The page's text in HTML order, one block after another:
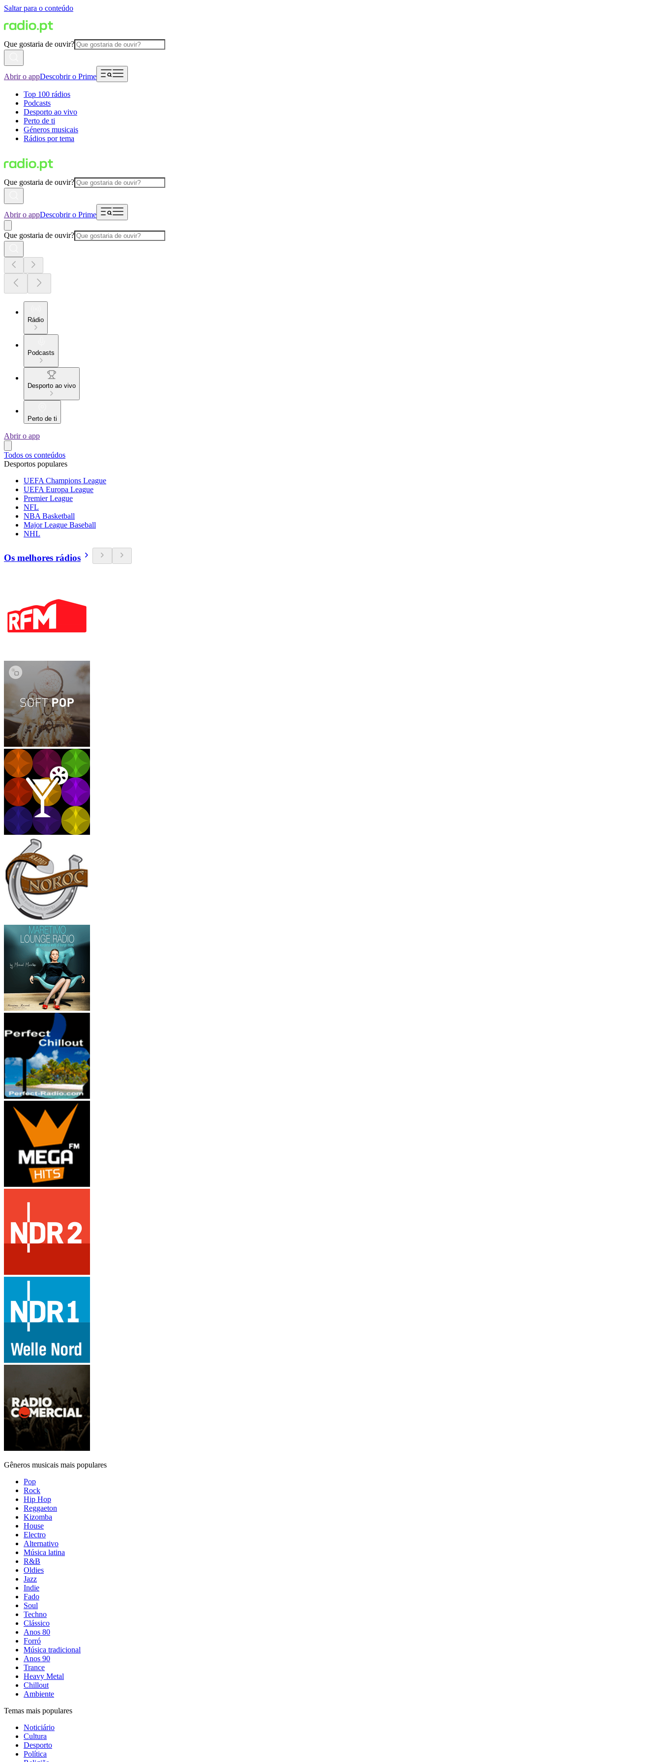
Saltar para o conteúdo
Que gostaria de ouvir?
Abrir o appDescobrir o Prime
Top 100 rádios
Podcasts
Desporto ao vivo
Perto de ti
Géneros musicais
Rádios por tema
Que gostaria de ouvir?
Abrir o appDescobrir o Prime
Que gostaria de ouvir?
Rádio
Podcasts
Desporto ao vivo
Perto de ti
Abrir o app
Todos os conteúdos
Desportos populares
UEFA Champions League
UEFA Europa League
Premier League
NFL
NBA Basketball
Major League Baseball
NHL
Os melhores rádios
Gêneros musicais mais populares
Pop
Rock
Hip Hop
Reggaeton
Kizomba
House
Electro
Alternativo
Música latina
R&B
Oldies
Jazz
Indie
Fado
Soul
Techno
Clássico
Anos 80
Forró
Música tradicional
Anos 90
Trance
Heavy Metal
Chillout
Ambiente
Temas mais populares
Noticiário
Cultura
Desporto
Política